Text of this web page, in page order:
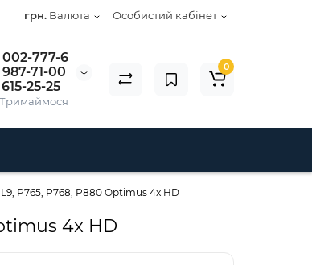
Особистий кабінет
грн. Валюта
777-6
71-00
25-25
Тримаймося
0
P765, P768, P880 Optimus 4x HD
4x HD